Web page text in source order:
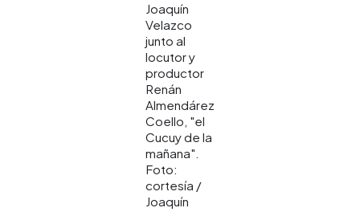
Joaquín
Velazco
junto al
locutor y
productor
Renán
Almendárez
Coello, "el
Cucuy de la
mañana".
Foto:
cortesía /
Joaquín